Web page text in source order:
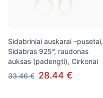
Sidabriniai auskarai –pusetai,
Sidabras 925°, raudonas
auksas (padengti), Cirkonai
33.46 € 28.44 €